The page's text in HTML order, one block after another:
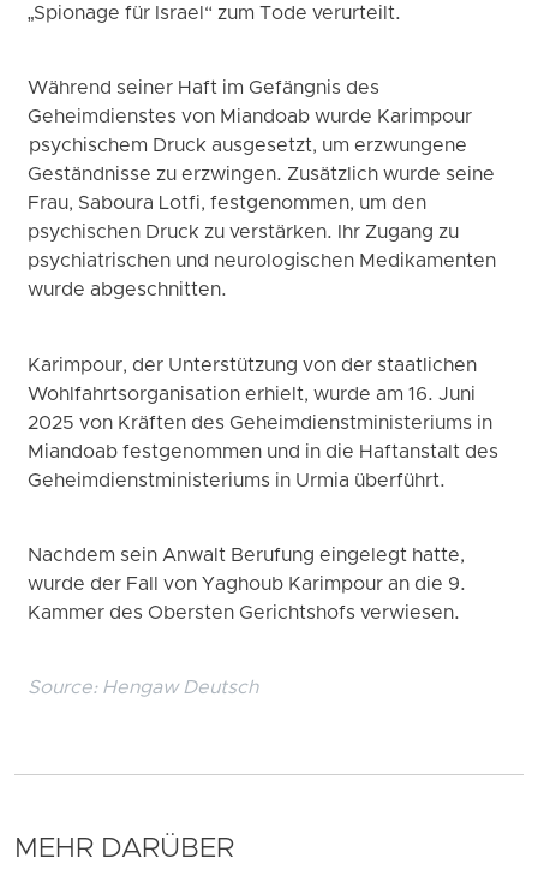
„Spionage für Israel“ zum Tode verurteilt.
Während seiner Haft im Gefängnis des
Geheimdienstes von Miandoab wurde Karimpour
psychischem Druck ausgesetzt, um erzwungene
Geständnisse zu erzwingen. Zusätzlich wurde seine
Frau, Saboura Lotfi, festgenommen, um den
psychischen Druck zu verstärken. Ihr Zugang zu
psychiatrischen und neurologischen Medikamenten
wurde abgeschnitten.
Karimpour, der Unterstützung von der staatlichen
Wohlfahrtsorganisation erhielt, wurde am 16. Juni
2025 von Kräften des Geheimdienstministeriums in
Miandoab festgenommen und in die Haftanstalt des
Geheimdienstministeriums in Urmia überführt.
Nachdem sein Anwalt Berufung eingelegt hatte,
wurde der Fall von Yaghoub Karimpour an die 9.
Kammer des Obersten Gerichtshofs verwiesen.
Source: Hengaw Deutsch
MEHR DARÜBER